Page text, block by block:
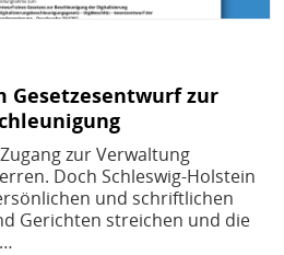
Gesetzesentwurf zur
zur Verwaltung
Doch Schleswig-Holstein
und schriftlichen
Gerichten streichen und die